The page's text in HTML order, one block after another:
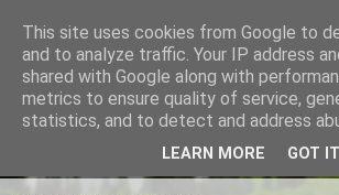
This site uses cookies from Google to
and to analyze traffic. Your IP address
shared with Google along with
metrics to ensure quality of service,
statistics, and to detect and address
LEARN MORE GOT IT